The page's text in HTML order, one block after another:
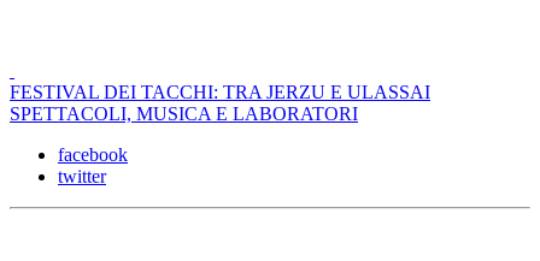
FESTIVAL DEI TACCHI: TRA JERZU E ULASSAI
SPETTACOLI, MUSICA E LABORATORI
facebook
twitter